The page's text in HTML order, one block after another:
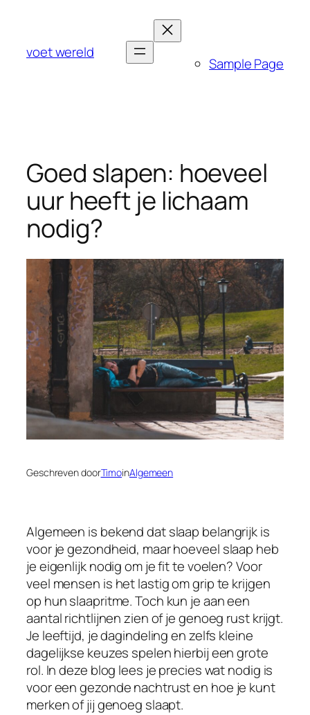
voet wereld
Sample Page
Goed slapen: hoeveel
uur heeft je lichaam
nodig?
Geschreven doorTimoinAlgemeen
Algemeen is bekend dat slaap belangrijk is
voor je gezondheid, maar hoeveel slaap heb
je eigenlijk nodig om je fit te voelen? Voor
veel mensen is het lastig om grip te krijgen
op hun slaapritme. Toch kun je aan een
aantal richtlijnen zien of je genoeg rust krijgt.
Je leeftijd, je dagindeling en zelfs kleine
dagelijkse keuzes spelen hierbij een grote
rol. In deze blog lees je precies wat nodig is
voor een gezonde nachtrust en hoe je kunt
merken of jij genoeg slaapt.